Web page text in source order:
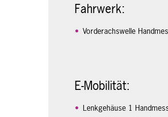
Fahrwerk:
Vorderachswelle
E-Mobilität:
Lenkgehäuse 1